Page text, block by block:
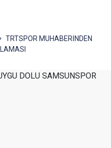
TRTSPOR MUHABERİNDEN